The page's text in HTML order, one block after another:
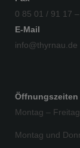
0 85 01 / 91 17
E-Mail
info@thyrnau.de
Öffnungszeiten
Montag –
Montag und